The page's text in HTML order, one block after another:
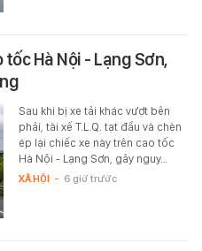
Hà Nội - Lạng Sơn,
Sau khi bị xe tải khác vượt bên
phải, tài xế T.L.Q. tạt đầu và chèn
ép lại chiếc xe này trên cao tốc
Hà Nội - Lạng Sơn, gây nguy…
XÃ HỘI - 6 giờ trước